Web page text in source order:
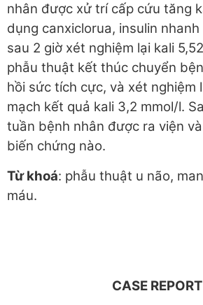
nhân được xử trí cấp cứu tăng
dụng canxiclorua, insulin
sau 2 giờ xét nghiệm lại kali
phẫu thuật kết thúc chuyển
hồi sức tích cực, và xét nghiệm
mạch kết quả kali 3,2 mmol/l.
tuần bệnh nhân được ra viện
biến chứng nào.
Từ khoá: phẫu thuật u não,
máu.
CASE REPORT